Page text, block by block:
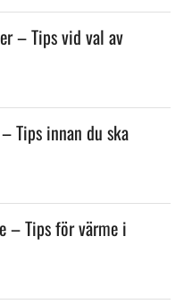
– Tips vid val av
Tips innan du ska
– Tips för värme i